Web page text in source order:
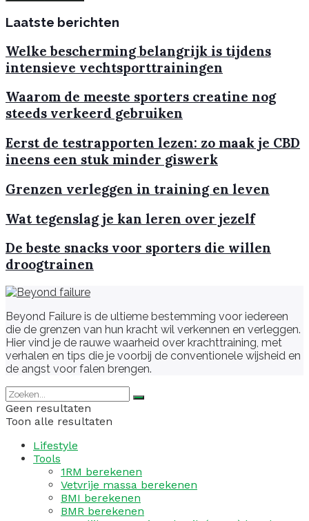
Laatste berichten
Welke bescherming belangrijk is tijdens
intensieve vechtsporttrainingen
Waarom de meeste sporters creatine nog
steeds verkeerd gebruiken
Eerst de testrapporten lezen: zo maak je CBD
ineens een stuk minder giswerk
Grenzen verleggen in training en leven
Wat tegenslag je kan leren over jezelf
De beste snacks voor sporters die willen
droogtrainen
Beyond Failure is de ultieme bestemming voor iedereen
die de grenzen van hun kracht wil verkennen en verleggen.
Hier vind je de rauwe waarheid over krachttraining, met
verhalen en tips die je voorbij de conventionele wijsheid en
de angst voor falen brengen.
Geen resultaten
Toon alle resultaten
Lifestyle
Tools
1RM berekenen
Vetvrije massa berekenen
BMI berekenen
BMR berekenen